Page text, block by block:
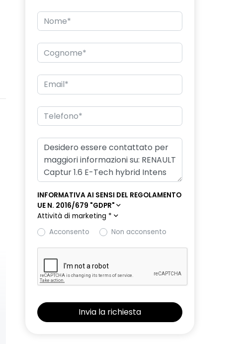
INFORMATIVA AI SENSI DEL REGOLAMENTO
UE N. 2016/679 "GDPR"
Attività di marketing *
Acconsento
Non acconsento